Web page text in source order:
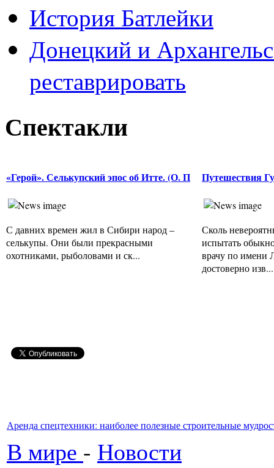
История Батлейки
Донецкий и
реставрировать
Спектакли
«Герой». Селькупский эпос об Итте. (О. П
С давних времен жил в Сибири народ –
селькупы. Они были прекрасными
охотниками, рыболовами и ск...
Путешествия
Сколь
испытать
врачу по имени
достоверно изв...
Аренда спецтехники: наиболее полезные строительные
В мире - Новости